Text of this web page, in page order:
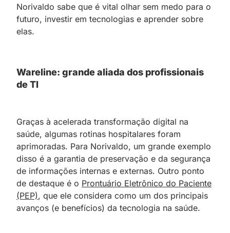
Norivaldo sabe que é vital olhar sem medo para o
futuro, investir em tecnologias e aprender sobre
elas.
Wareline: grande aliada dos profissionais
de TI
Graças à acelerada transformação digital na
saúde, algumas rotinas hospitalares foram
aprimoradas. Para Norivaldo, um grande exemplo
disso é a garantia de preservação e da segurança
de informações internas e externas. Outro ponto
de destaque é o Prontuário Eletrônico do Paciente
(PEP), que ele considera como um dos principais
avanços (e benefícios) da tecnologia na saúde.